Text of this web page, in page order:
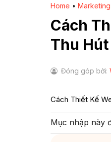
Home • Marketing
Cách
Thu Hút
Đóng góp bởi:
Cách Thiết Kế
Mục nhập này